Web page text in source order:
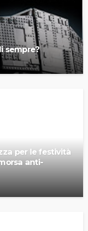
sempre?
per le festività
anti-